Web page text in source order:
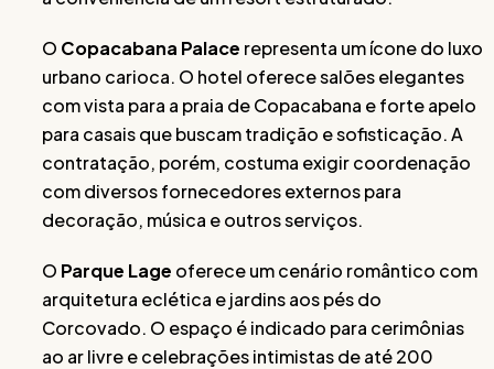
O Copacabana Palace representa um ícone do luxo
urbano carioca. O hotel oferece salões elegantes
com vista para a praia de Copacabana e forte apelo
para casais que buscam tradição e sofisticação. A
contratação, porém, costuma exigir coordenação
com diversos fornecedores externos para
decoração, música e outros serviços.
O Parque Lage oferece um cenário romântico com
arquitetura eclética e jardins aos pés do
Corcovado. O espaço é indicado para cerimônias
ao ar livre e celebrações intimistas de até 200